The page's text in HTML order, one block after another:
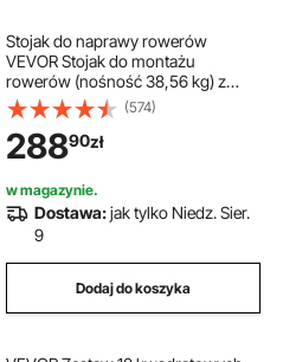
Stojak do naprawy rowerów
VEVOR Stojak do montażu
rowerów (nośność 38,56 kg) z
regulowaną wysokością w zakresie
1035–1630 mm i magnetyczną
tacką na narzędzia, składany stojak
do konserwacji rowerów górskich i
szosowych
(574)
28890zł
w magazynie.
Dostawa:jak tylko Niedz. Sier.
9
Dodaj do koszyka